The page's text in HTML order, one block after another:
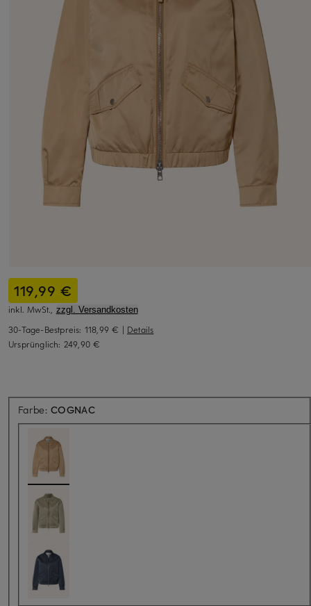
119,99 €
inkl. MwSt., zzgl. Versandkosten
30-Tage-Bestpreis: 118,99 € | Details
Ursprünglich: 249,90 €
Farbe:COGNAC